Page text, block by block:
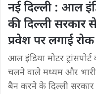
नई दिल्ली : आल
की दिल्ली सरकार
प्रवेश पर लगाई
आल इंडिया मोटर
चलने वाले मध्यम और
बैन करने के दिल्ली